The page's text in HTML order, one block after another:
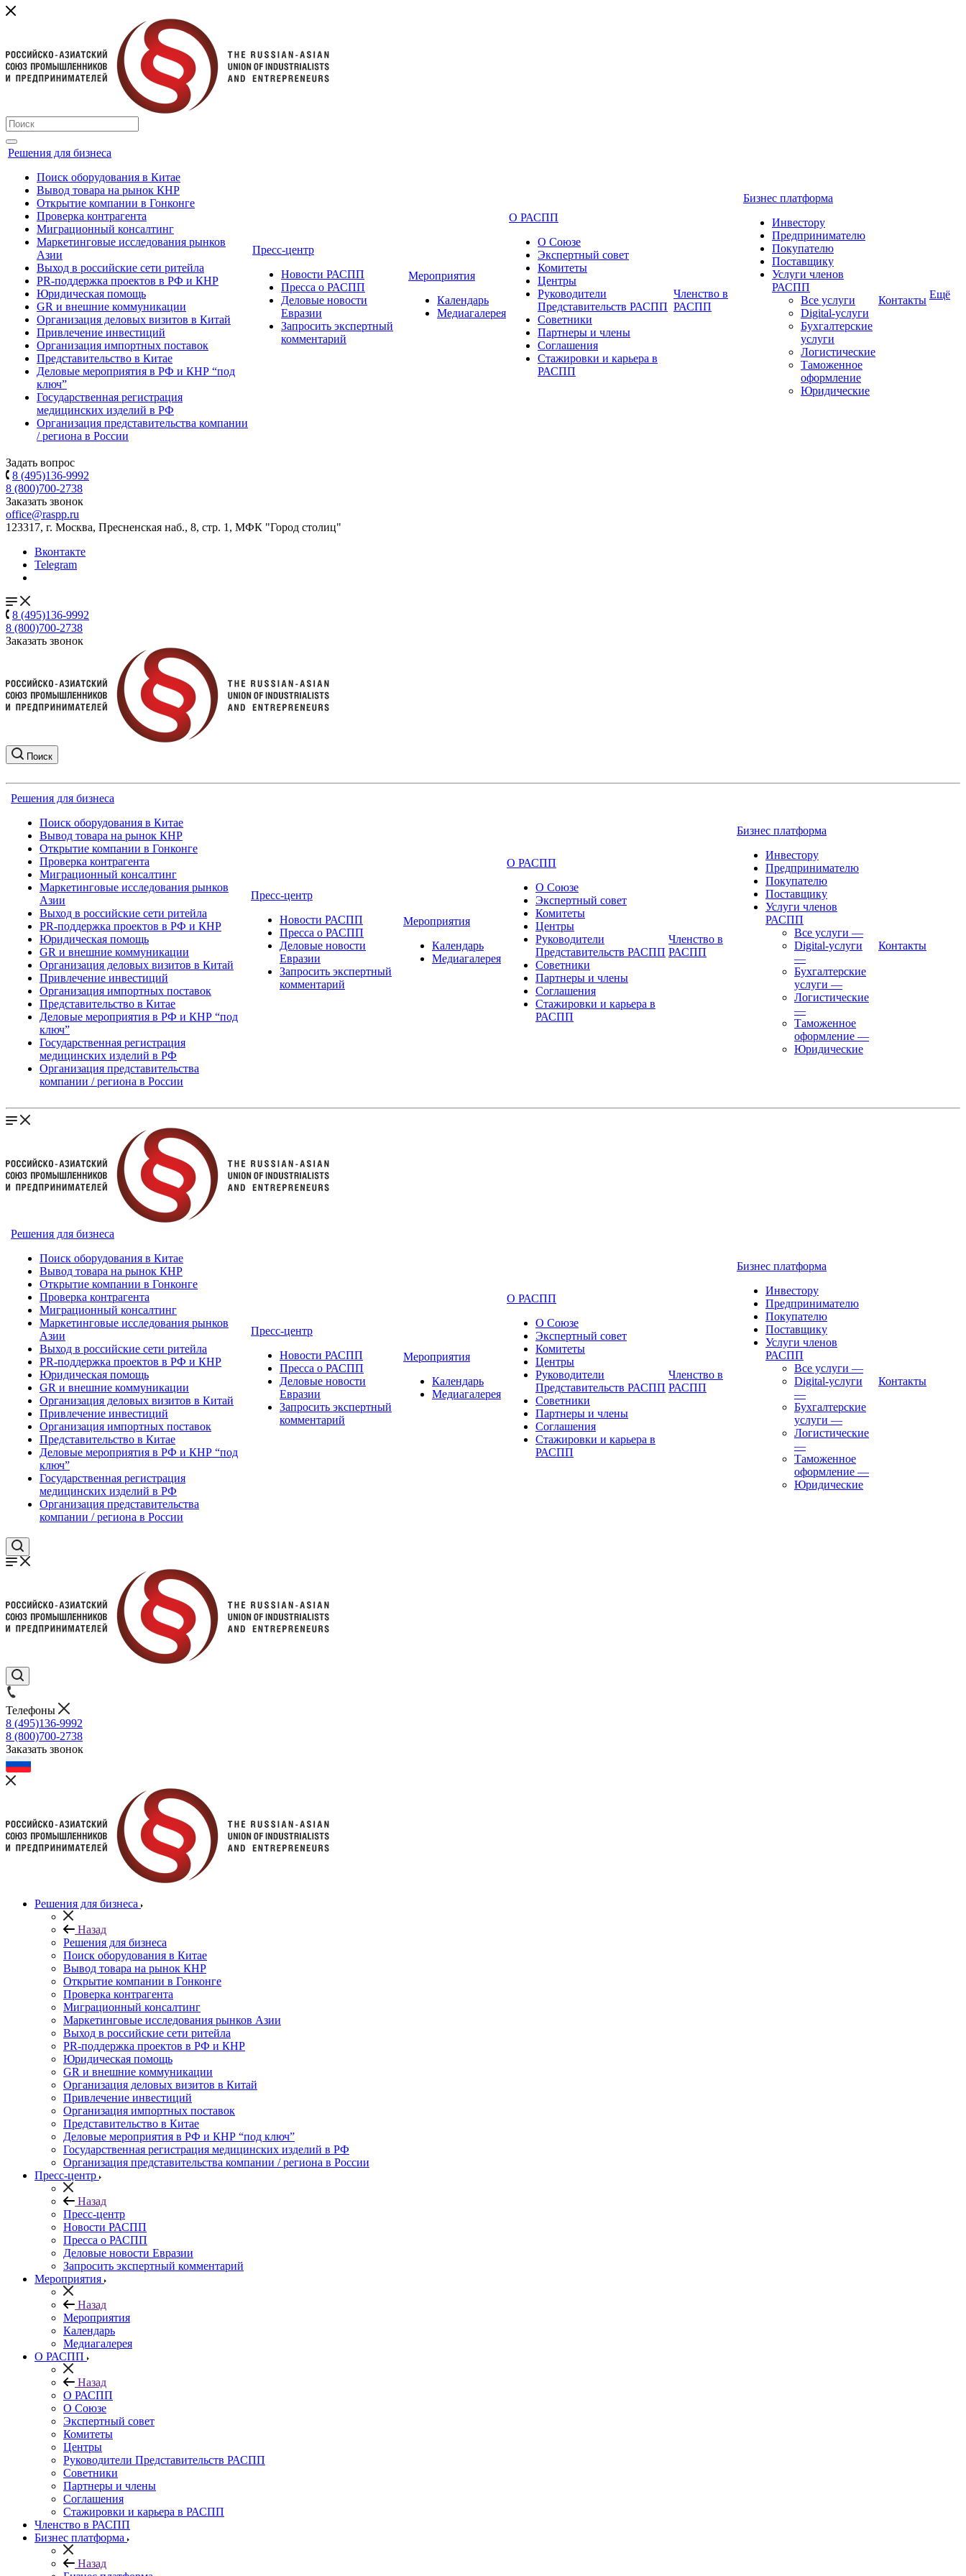
Решения для бизнеса
Поиск оборудования в Китае
Вывод товара на рынок КНР
Открытие компании в Гонконге
Проверка контрагента
Миграционный консалтинг
Маркетинговые исследования рынков
Азии
Выход в российские сети ритейла
PR-поддержка проектов в РФ и КНР
Юридическая помощь
GR и внешние коммуникации
Организация деловых визитов в Китай
Привлечение инвестиций
Организация импортных поставок
Представительство в Китае
Деловые мероприятия в РФ и КНР “под
ключ”
Государственная регистрация
медицинских изделий в РФ
Организация представительства компании
/ региона в России
Пресс-центр
Новости РАСПП
Пресса о РАСПП
Деловые новости
Евразии
Запросить экспертный
комментарий
Мероприятия
Календарь
Медиагалерея
О РАСПП
О Союзе
Экспертный совет
Комитеты
Центры
Руководители
Представительств РАСПП
Советники
Партнеры и члены
Соглашения
Стажировки и карьера в
РАСПП
Членство в
РАСПП
Бизнес платформа
Инвестору
Предпринимателю
Покупателю
Поставщику
Услуги членов
РАСПП
Все услуги
Digital-услуги
Бухгалтерские
услуги
Логистические
Таможенное
оформление
Юридические
Контакты Ещё
Задать вопрос
8 (495)136-9992
8 (800)700-2738
Заказать звонок
office@raspp.ru
123317, г. Москва, Пресненская наб., 8, стр. 1, МФК "Город столиц"
Вконтакте
Telegram
8 (495)136-9992
8 (800)700-2738
Заказать звонок
Поиск
Решения для бизнеса
Поиск оборудования в Китае
Вывод товара на рынок КНР
Открытие компании в Гонконге
Проверка контрагента
Миграционный консалтинг
Маркетинговые исследования рынков
Азии
Выход в российские сети ритейла
PR-поддержка проектов в РФ и КНР
Юридическая помощь
GR и внешние коммуникации
Организация деловых визитов в Китай
Привлечение инвестиций
Организация импортных поставок
Представительство в Китае
Деловые мероприятия в РФ и КНР “под
ключ”
Государственная регистрация
медицинских изделий в РФ
Организация представительства
компании / региона в России
Пресс-центр
Новости РАСПП
Пресса о РАСПП
Деловые новости
Евразии
Запросить экспертный
комментарий
Мероприятия
Календарь
Медиагалерея
О РАСПП
О Союзе
Экспертный совет
Комитеты
Центры
Руководители
Представительств РАСПП
Советники
Партнеры и члены
Соглашения
Стажировки и карьера в
РАСПП
Членство в
РАСПП
Бизнес платформа
Инвестору
Предпринимателю
Покупателю
Поставщику
Услуги членов
РАСПП
Все услуги —
Digital-услуги
—
Бухгалтерские
услуги —
Логистические
—
Таможенное
оформление —
Юридические
Контакты
Решения для бизнеса
Поиск оборудования в Китае
Вывод товара на рынок КНР
Открытие компании в Гонконге
Проверка контрагента
Миграционный консалтинг
Маркетинговые исследования рынков
Азии
Выход в российские сети ритейла
PR-поддержка проектов в РФ и КНР
Юридическая помощь
GR и внешние коммуникации
Организация деловых визитов в Китай
Привлечение инвестиций
Организация импортных поставок
Представительство в Китае
Деловые мероприятия в РФ и КНР “под
ключ”
Государственная регистрация
медицинских изделий в РФ
Организация представительства
компании / региона в России
Пресс-центр
Новости РАСПП
Пресса о РАСПП
Деловые новости
Евразии
Запросить экспертный
комментарий
Мероприятия
Календарь
Медиагалерея
О РАСПП
О Союзе
Экспертный совет
Комитеты
Центры
Руководители
Представительств РАСПП
Советники
Партнеры и члены
Соглашения
Стажировки и карьера в
РАСПП
Членство в
РАСПП
Бизнес платформа
Инвестору
Предпринимателю
Покупателю
Поставщику
Услуги членов
РАСПП
Все услуги —
Digital-услуги
—
Бухгалтерские
услуги —
Логистические
—
Таможенное
оформление —
Юридические
Контакты
Телефоны
8 (495)136-9992
8 (800)700-2738
Заказать звонок
Решения для бизнеса
Назад
Решения для бизнеса
Поиск оборудования в Китае
Вывод товара на рынок КНР
Открытие компании в Гонконге
Проверка контрагента
Миграционный консалтинг
Маркетинговые исследования рынков Азии
Выход в российские сети ритейла
PR-поддержка проектов в РФ и КНР
Юридическая помощь
GR и внешние коммуникации
Организация деловых визитов в Китай
Привлечение инвестиций
Организация импортных поставок
Представительство в Китае
Деловые мероприятия в РФ и КНР “под ключ”
Государственная регистрация медицинских изделий в РФ
Организация представительства компании / региона в России
Пресс-центр
Назад
Пресс-центр
Новости РАСПП
Пресса о РАСПП
Деловые новости Евразии
Запросить экспертный комментарий
Мероприятия
Назад
Мероприятия
Календарь
Медиагалерея
О РАСПП
Назад
О РАСПП
О Союзе
Экспертный совет
Комитеты
Центры
Руководители Представительств РАСПП
Советники
Партнеры и члены
Соглашения
Стажировки и карьера в РАСПП
Членство в РАСПП
Бизнес платформа
Назад